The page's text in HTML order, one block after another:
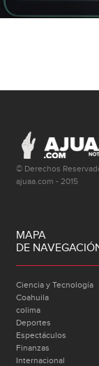
© Derechos
ajuaa.com - 2015
MAPA
DE
Ciencia y Tecnología
Coahuila
colima
Deportes
Espectáculos
Finanzas
Internacional